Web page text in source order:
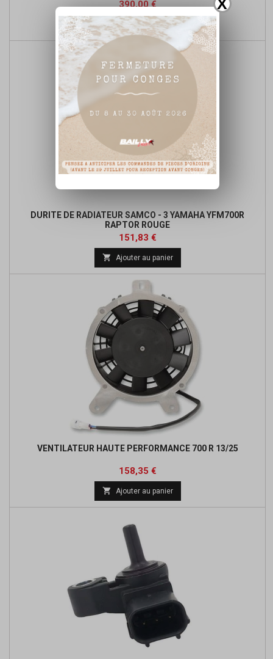
Prix
390,00 €
 Ajouter au panier
DURITE DE RADIATEUR SAMCO - 3 YAMAHA YFM700R
RAPTOR ROUGE
Prix
151,83 €Prix
de
base
 Ajouter au panier
VENTILATEUR HAUTE PERFORMANCE 700 R 13/25
Prix
158,35 €Prix
de
base
 Ajouter au panier